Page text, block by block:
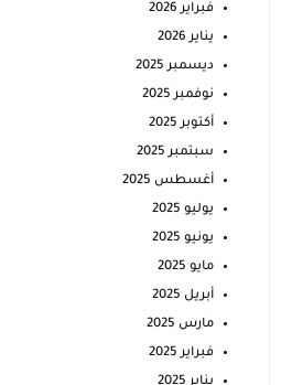
فبراير 2026
يناير 2026
ديسمبر 2025
نوفمبر 2025
أكتوبر 2025
سبتمبر 2025
أغسطس 2025
يوليو 2025
يونيو 2025
مايو 2025
أبريل 2025
مارس 2025
فبراير 2025
يناير 2025